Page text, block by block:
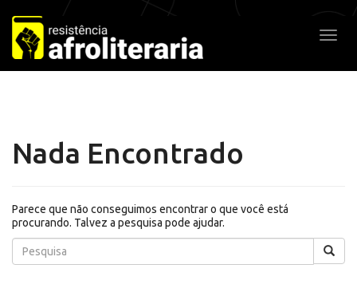
Pular
para
o
conteúdo
Nada Encontrado
Parece que não conseguimos encontrar o que você está
procurando. Talvez a pesquisa pode ajudar.